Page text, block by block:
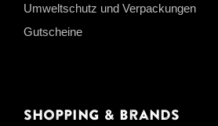
Umweltschutz und Verpackungen
Gutscheine
Shopping & Brands